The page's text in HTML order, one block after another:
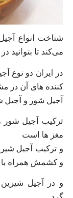
شناخت انواع
می‌کند تا بتوانید
در ایران دو نوع
کننده های آن در
آجیل شور و آجیل
ترکیب آجیل شور
مغز ها است
و ترکیب آجیل
و کشمش همراه
و در آجیل